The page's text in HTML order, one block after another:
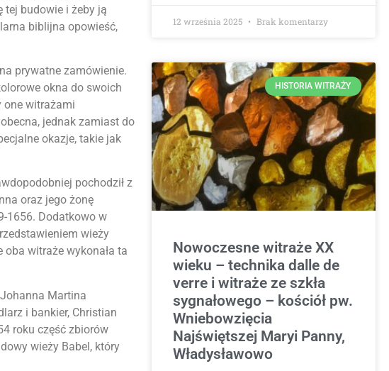
tej budowie i żeby ją
biblijna opowieść,
prywatne zamówienie.
okna do swoich
one witrażami
jednak zamiast do
okazje, takie jak
pochodził z
oraz jego żonę
1656. Dodatkowo w
wieży
witraże wykonała ta
Martina
i bankier, Christian
roku część zbiorów
wieży Babel, który
12 września 2025 Brak komentarzy
HISTORIA WITRAŻY
Nowoczesne witraże XX
wieku – technika dalle de
verre i witraże ze szkła
sygnałowego – kościół pw.
Wniebowzięcia
Najświętszej Maryi Panny,
Władysławowo